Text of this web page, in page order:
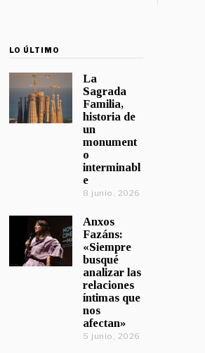
LO ÚLTIMO
La
Sagrada
Familia,
historia de
un
monument
o
interminabl
e
8 junio, 2026
Anxos
Fazáns:
«Siempre
busqué
analizar las
relaciones
íntimas que
nos
afectan»
5 junio, 2026